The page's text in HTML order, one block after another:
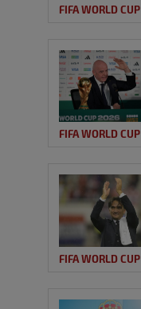
FIFA WORLD CUP
FIFA WORLD CUP
FIFA WORLD CUP